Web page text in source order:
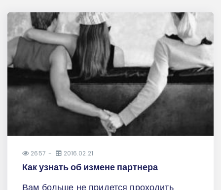
2657 2016.02.21
Как узнать об измене партнера
Вам больше не придется проходить